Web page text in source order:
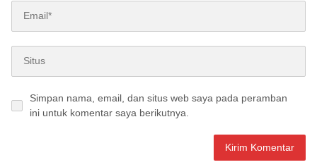
Simpan nama, email, dan situs web saya pada peramban
ini untuk komentar saya berikutnya.